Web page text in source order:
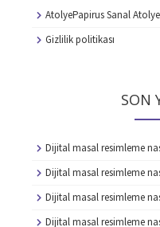
AtolyePapirus Sanal
Gizlilik politikası
SON
Dijital masal resimleme
Dijital masal resimleme
Dijital masal resimleme
Dijital masal resimleme